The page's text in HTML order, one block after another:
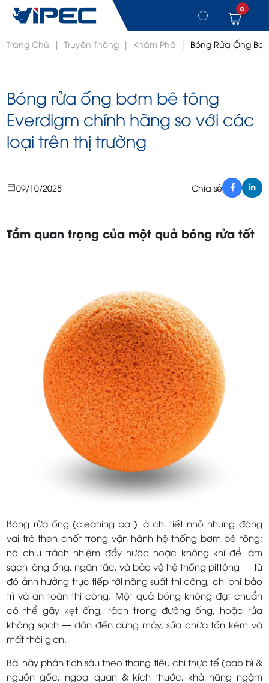
Chuyển
0
Trang Chủ | Truyền Thông | Khám Phá | Bóng Rửa Ống
Bóng rửa ống bơm bê tông
Everdigm chính hãng so với các
loại trên thị trường
09/10/2025 Chia sẻ
Tầm quan trọng của một quả bóng rửa tốt
Bóng rửa ống (cleaning ball) là chi tiết nhỏ nhưng đóng
vai trò then chốt trong vận hành hệ thống bơm bê tông:
nó chịu trách nhiệm đẩy nước hoặc không khí để làm
sạch lòng ống, ngăn tắc, và bảo vệ hệ thống pittông — từ
đó ảnh hưởng trực tiếp tới năng suất thi công, chi phí bảo
trì và an toàn thi công. Một quả bóng không đạt chuẩn
có thể gây kẹt ống, rách trong đường ống, hoặc rửa
không sạch — dẫn đến dừng máy, sửa chữa tốn kém và
mất thời gian.
Bài này phân tích sâu theo thang tiêu chí thực tế (bao bì &
nguồn gốc, ngoại quan & kích thước, khả năng ngậm